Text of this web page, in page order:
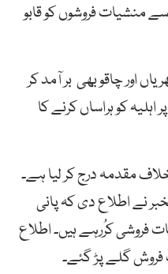
سےمنشیاتفروشوںکوقابو
اورچاقو بھی برآمدکر
پراہلیہکوہراساںکرنےکا
مقدمہ درج کر لیا ہے۔
نے اطلاع دی کہ پانی
فروشی کرُرہے ہیں۔ اطلاع
فروش گلے پڑ گئے۔